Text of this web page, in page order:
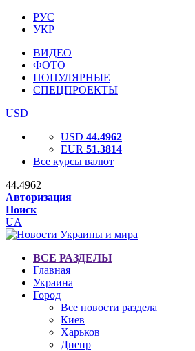
РУС
УКР
ВИДЕО
ФОТО
ПОПУЛЯРНЫЕ
СПЕЦПРОЕКТЫ
USD
USD 44.4962
EUR 51.3814
Все курсы валют
44.4962
Авторизация
Поиск
UA
ВСЕ РАЗДЕЛЫ
Главная
Украина
Город
Все новости раздела
Киев
Харьков
Днепр